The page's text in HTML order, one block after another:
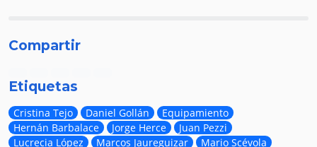
Compartir
Etiquetas
Cristina Tejo Daniel Gollán
Equipamiento
Hernán Barbalace
Jorge Herce
Juan Pezzi
Lucrecia López
Marcos Jaureguizar Mario Scévola